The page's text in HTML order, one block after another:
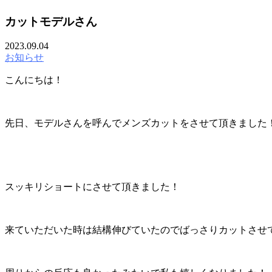
カットモデルさん
2023.09.04
お知らせ
こんにちは！
先日、モデルさんを呼んでメンズカットをさせて頂きました！
スッキリショートにさせて頂きました！
来ていただいた時は結構伸びていたのでばっさりカットさせ